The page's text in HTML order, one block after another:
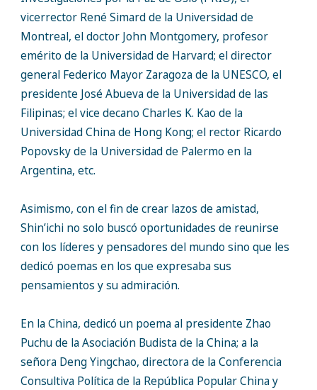
vicerrector René Simard de la Universidad de
Montreal, el doctor John Montgomery, profesor
emérito de la Universidad de Harvard; el director
general Federico Mayor Zaragoza de la UNESCO, el
presidente José Abueva de la Universidad de las
Filipinas; el vice decano Charles K. Kao de la
Universidad China de Hong Kong; el rector Ricardo
Popovsky de la Universidad de Palermo en la
Argentina, etc.
Asimismo, con el fin de crear lazos de amistad,
Shin’ichi no solo buscó oportunidades de reunirse
con los líderes y pensadores del mundo sino que les
dedicó poemas en los que expresaba sus
pensamientos y su admiración.
En la China, dedicó un poema al presidente Zhao
Puchu de la Asociación Budista de la China; a la
señora Deng Yingchao, directora de la Conferencia
Consultiva Política de la República Popular China y